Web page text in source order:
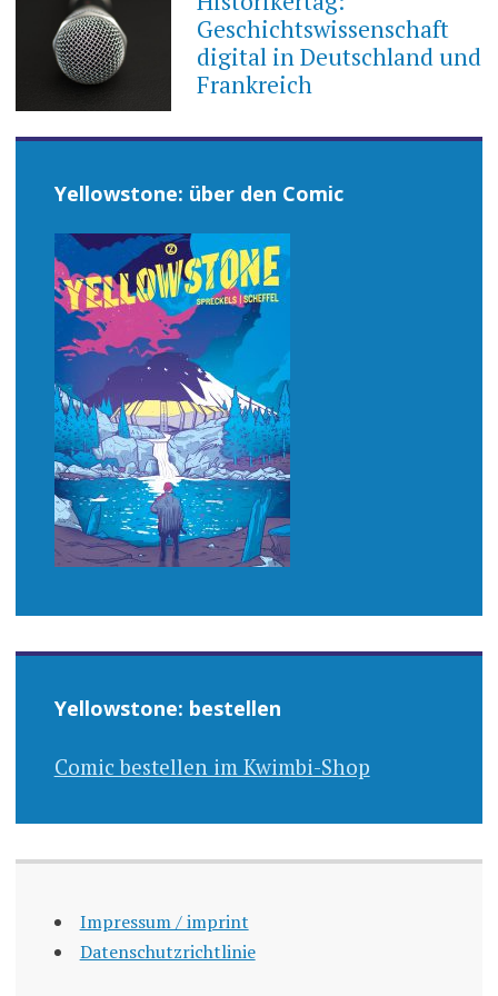
Geschichtswissenschaft
digital in Deutschland und
Frankreich
Yellowstone: über den Comic
Yellowstone: bestellen
Comic bestellen im Kwimbi-Shop
Impressum / imprint
Datenschutzrichtlinie